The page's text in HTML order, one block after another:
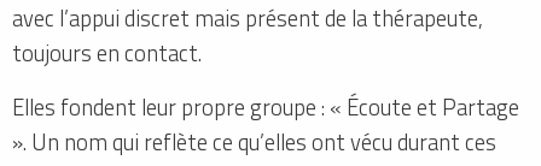
avec l’appui discret mais présent de la thérapeute,
toujours en contact.
Elles fondent leur propre groupe : « Écoute et Partage
». Un nom qui reflète ce qu’elles ont vécu durant ces